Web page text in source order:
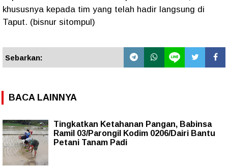
khususnya kepada tim yang telah hadir langsung di
Taput. (bisnur sitompul)
Sebarkan:
BACA LAINNYA
Tingkatkan Ketahanan Pangan, Babinsa
Ramil 03/Parongil Kodim 0206/Dairi Bantu
Petani Tanam Padi